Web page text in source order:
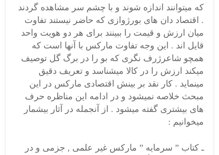
که میتوانند اندازه شوند و با چشم سر مشاهده گردند
. اقتصاد دان های بورژوازی که حاضر نیستند تفاوت
میان ارزش و قیمت را ببینند برای هر دو هویت واحد
قایل اند . این وجه تفاوت مارکس با آنها است که
همچو شاعرژرف نگری که بو را در برگ گل توصیف
میکند ارزش را در کالا میشناسد و تعریف دقیق
مینماید . کار نقد بر بینش اقتصادی مارکس در این
مبحث خلاصه نمیشود و در ادامه این مناظره حرف
های بیشتری گفته میشود . از آنجمله در آثار بیشمار
میخوانیم :
ـ کتاب ” سرمایه ” مارکس غیر علمی , جزمی و در